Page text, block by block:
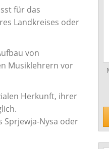
für das
Landkreises oder
von
Musiklehrern vor
Herkunft, ihrer
Nysa oder